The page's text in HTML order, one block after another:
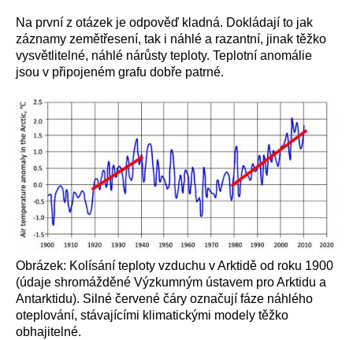
Na první z otázek je odpověď kladná. Dokládají to jak
záznamy zemětřesení, tak i náhlé a razantní, jinak těžko
vysvětlitelné, náhlé nárůsty teploty. Teplotní anomálie
jsou v připojeném grafu dobře patrné.
Obrázek: Kolísání teploty vzduchu v Arktidě od roku 1900
(údaje shromážděné Výzkumným ústavem pro Arktidu a
Antarktidu). Silné červené čáry označují fáze náhlého
oteplování, stávajícími klimatickými modely těžko
obhajitelné.